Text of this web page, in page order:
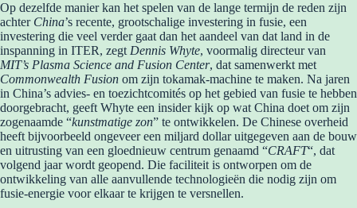
Op dezelfde manier kan het spelen van de lange termijn de reden zijn
achter China’s recente, grootschalige investering in fusie, een
investering die veel verder gaat dan het aandeel van dat land in de
inspanning in ITER, zegt Dennis Whyte, voormalig directeur van
MIT’s Plasma Science and Fusion Center, dat samenwerkt met
Commonwealth Fusion om zijn tokamak-machine te maken. Na jaren
in China’s advies- en toezichtcomités op het gebied van fusie te hebben
doorgebracht, geeft Whyte een insider kijk op wat China doet om zijn
zogenaamde “kunstmatige zon” te ontwikkelen. De Chinese overheid
heeft bijvoorbeeld ongeveer een miljard dollar uitgegeven aan de bouw
en uitrusting van een gloednieuw centrum genaamd “CRAFT“, dat
volgend jaar wordt geopend. Die faciliteit is ontworpen om de
ontwikkeling van alle aanvullende technologieën die nodig zijn om
fusie-energie voor elkaar te krijgen te versnellen.